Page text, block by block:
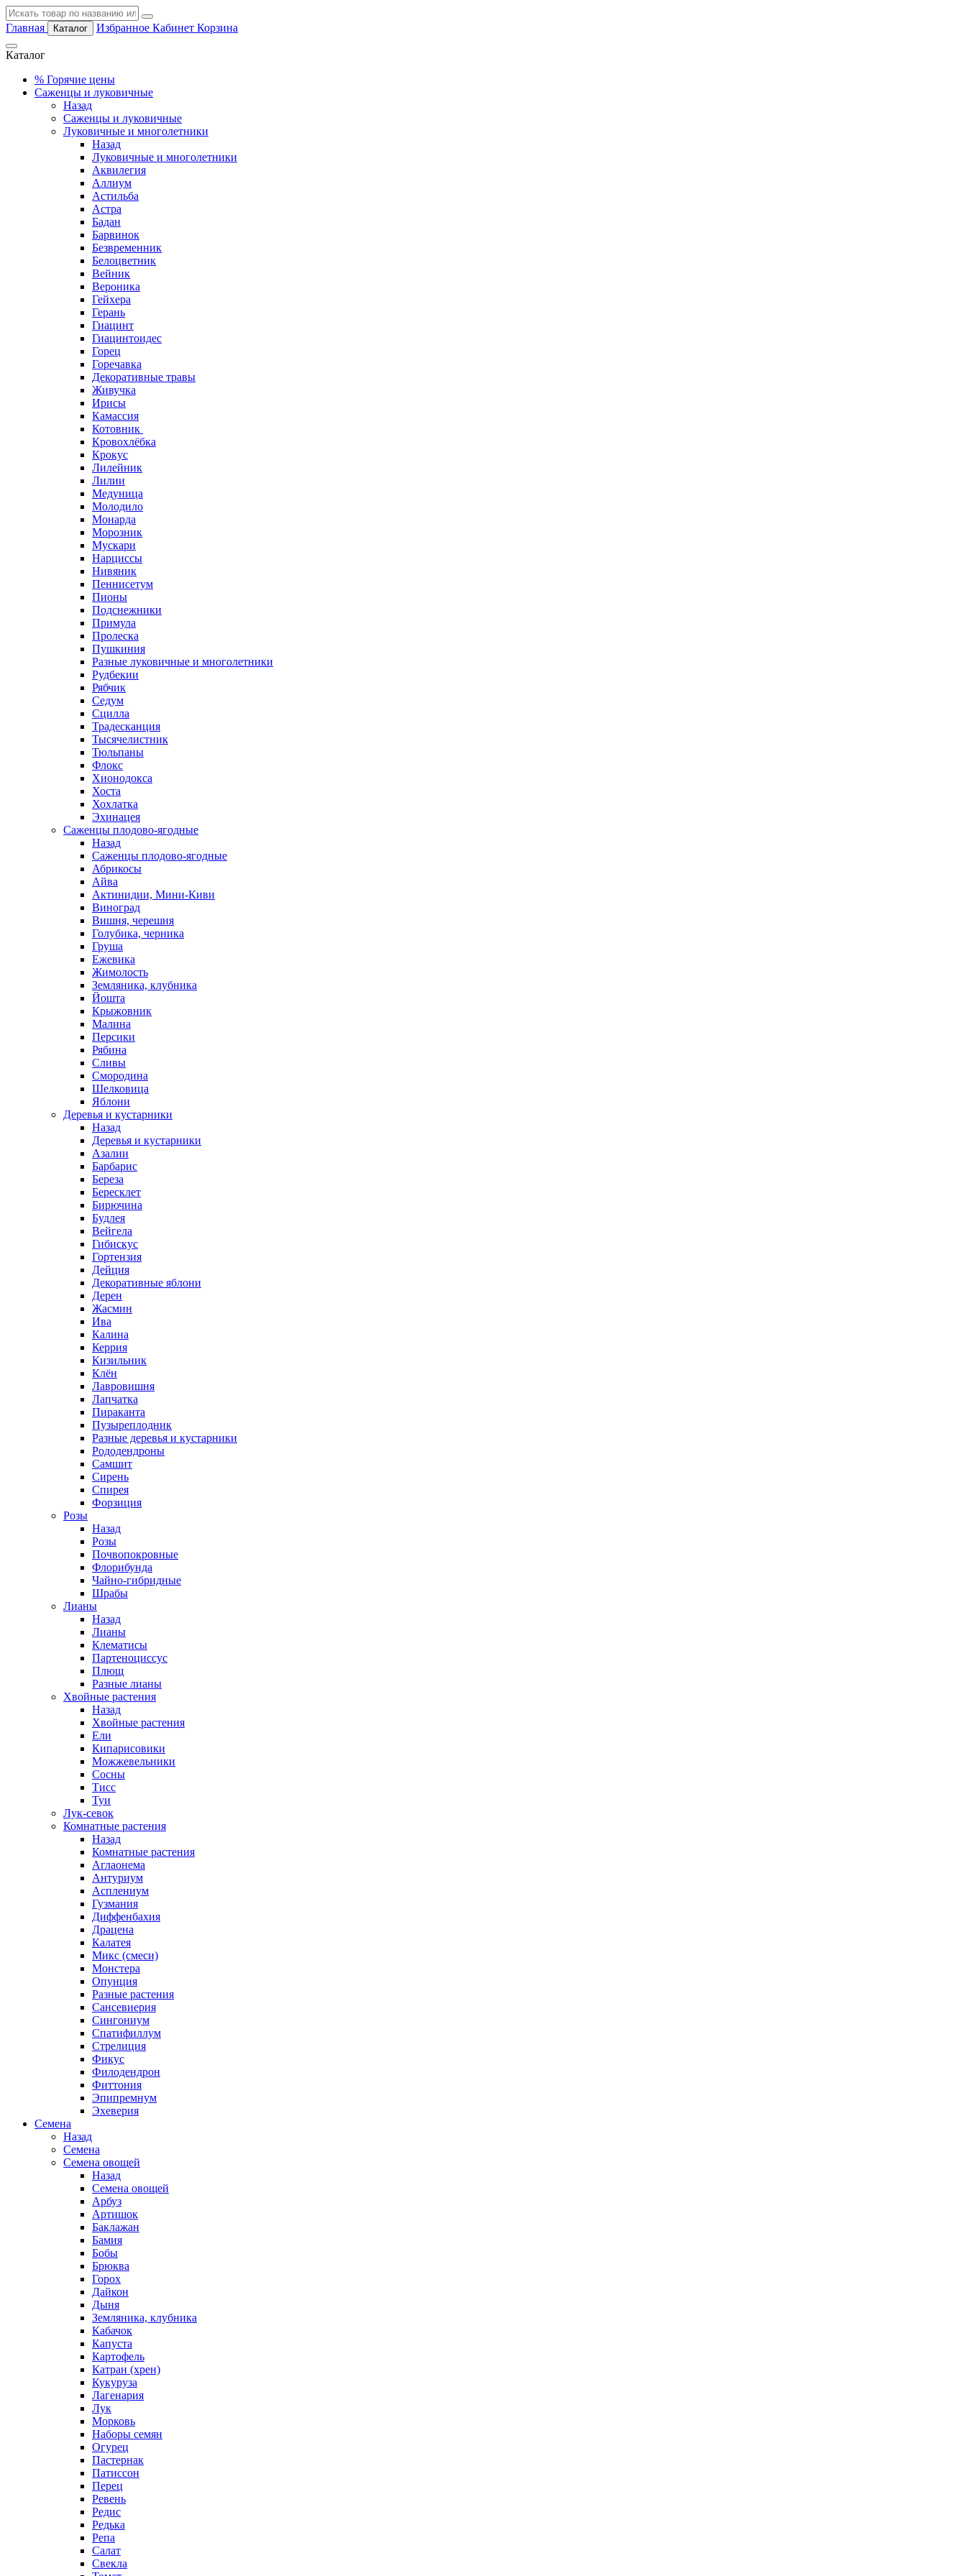
Главная Каталог Избранное Кабинет Корзина
Каталог
% Горячие цены
Саженцы и луковичные
Назад
Саженцы и луковичные
Луковичные и многолетники
Назад
Луковичные и многолетники
Аквилегия
Аллиум
Астильба
Астра
Бадан
Барвинок
Безвременник
Белоцветник
Вейник
Вероника
Гейхера
Герань
Гиацинт
Гиацинтоидес
Горец
Горечавка
Декоративные травы
Живучка
Ирисы
Камассия
Котовник
Кровохлёбка
Крокус
Лилейник
Лилии
Медуница
Молодило
Монарда
Морозник
Мускари
Нарциссы
Нивяник
Пеннисетум
Пионы
Подснежники
Примула
Пролеска
Пушкиния
Разные луковичные и многолетники
Рудбекии
Рябчик
Седум
Сцилла
Традесканция
Тысячелистник
Тюльпаны
Флокс
Хионодокса
Хоста
Хохлатка
Эхинацея
Саженцы плодово-ягодные
Назад
Саженцы плодово-ягодные
Абрикосы
Айва
Актинидии, Мини-Киви
Виноград
Вишня, черешня
Голубика, черника
Груша
Ежевика
Жимолость
Земляника, клубника
Йошта
Крыжовник
Малина
Персики
Рябина
Сливы
Смородина
Шелковица
Яблони
Деревья и кустарники
Назад
Деревья и кустарники
Азалии
Барбарис
Береза
Бересклет
Бирючина
Будлея
Вейгела
Гибискус
Гортензия
Дейция
Декоративные яблони
Дерен
Жасмин
Ива
Калина
Керрия
Кизильник
Клён
Лавровишня
Лапчатка
Пираканта
Пузыреплодник
Разные деревья и кустарники
Рододендроны
Самшит
Сирень
Спирея
Форзиция
Розы
Назад
Розы
Почвопокровные
Флорибунда
Чайно-гибридные
Шрабы
Лианы
Назад
Лианы
Клематисы
Партеноциссус
Плющ
Разные лианы
Хвойные растения
Назад
Хвойные растения
Ели
Кипарисовики
Можжевельники
Сосны
Тисс
Туи
Лук-севок
Комнатные растения
Назад
Комнатные растения
Аглаонема
Антуриум
Асплениум
Гузмания
Диффенбахия
Драцена
Калатея
Микс (смеси)
Монстера
Опунция
Разные растения
Сансевиерия
Сингониум
Спатифиллум
Стрелиция
Фикус
Филодендрон
Фиттония
Эпипремнум
Эхеверия
Семена
Назад
Семена
Семена овощей
Назад
Семена овощей
Арбуз
Артишок
Баклажан
Бамия
Бобы
Брюква
Горох
Дайкон
Дыня
Земляника, клубника
Кабачок
Капуста
Картофель
Катран (хрен)
Кукуруза
Лагенария
Лук
Морковь
Наборы семян
Огурец
Пастернак
Патиссон
Перец
Ревень
Редис
Редька
Репа
Салат
Свекла